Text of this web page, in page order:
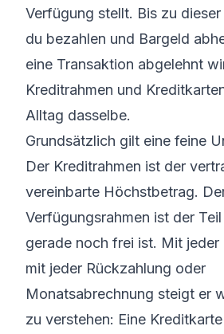
Verfügung stellt. Bis zu
du bezahlen und Bargeld
eine Transaktion abgelehnt
Kreditrahmen und
Alltag dasselbe.
Grundsätzlich gilt eine feine
Der Kreditrahmen ist der
vereinbarte Höchstbetrag.
Verfügungsrahmen ist der
gerade noch frei ist. Mit jeder
mit jeder Rückzahlung oder
Monatsabrechnung steigt er
zu verstehen: Eine